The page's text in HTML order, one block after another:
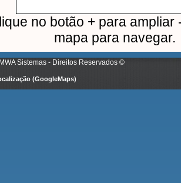
no botão + para ampliar
mapa para navegar.
Sistemas - Direitos Reservados©
(GoogleMaps)